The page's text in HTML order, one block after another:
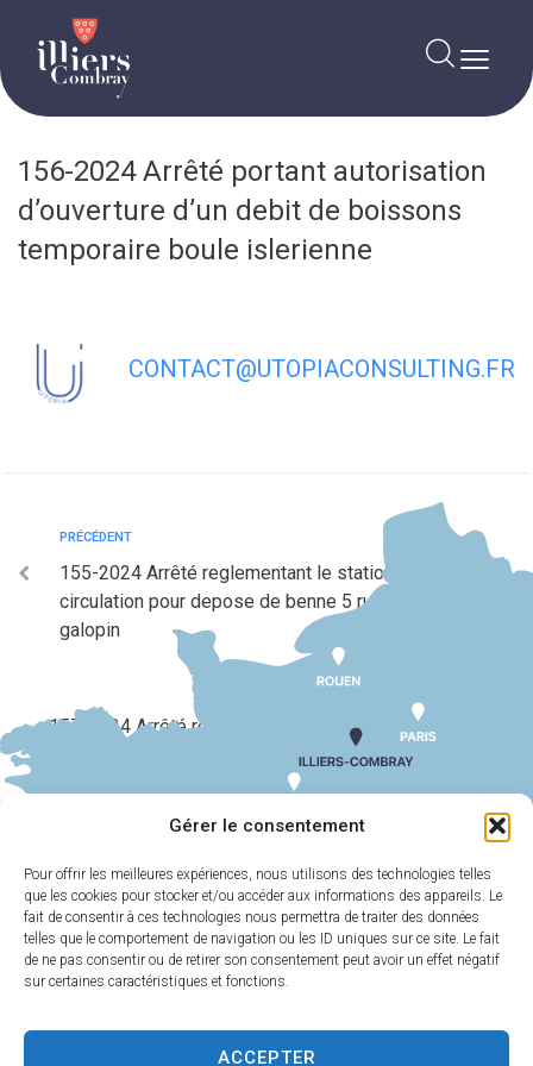
Gérer le consentement
Pour offrir les meilleures expériences, nous utilisons des technologies telles
que les cookies pour stocker et/ou accéder aux informations des appareils. Le
fait de consentir à ces technologies nous permettra de traiter des données
telles que le comportement de navigation ou les ID uniques sur ce site. Le fait
de ne pas consentir ou de retirer son consentement peut avoir un effet négatif
sur certaines caractéristiques et fonctions.
ACCEPTER
156-2024 Arrêté portant autorisation
d’ouverture d’un debit de boissons
temporaire boule islerienne
CONTACT@UTOPIACONSULTING.FR
PRÉCÉDENT
155-2024 Arrêté reglementant le stationnement et la
circulation pour depose de benne 5 rue du docteur
galopin
157-2024 Arrêté reglementant la circulation en ville
pour le parcours du flambeau islerien
HORAIRES
D'OUVERTURE
Du lundi au
vendredi :9h00-
17h30
MAIRIE
D'ILLIERS-
COMBRAY
11 Rue Philebert
Poulain
Combray